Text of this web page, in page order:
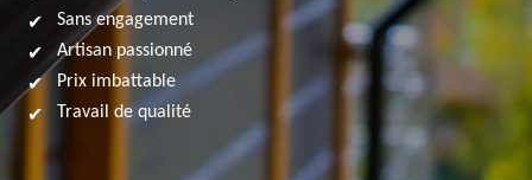
Sans engagement
Artisan passionné
Prix imbattable
Travail de qualité